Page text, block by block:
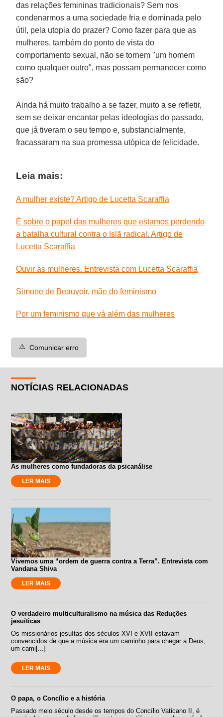
das relações femininas tradicionais? Sem nos
condenarmos a uma sociedade fria e dominada pelo
útil, pela utopia do prazer? Como fazer para que as
mulheres, também do ponto de vista do
comportamento sexual, não se tornem "um homem
como qualquer outro", mas possam permanecer como
são?
Ainda há muito trabalho a se fazer, muito a se refletir,
sem se deixar encantar pelas ideologias do passado,
que já tiveram o seu tempo e, substancialmente,
fracassaram na sua promessa utópica de felicidade.
Leia mais:
A mulher existe? Artigo de Lucetta Scaraffia
É sobre o papel das mulheres que estamos perdendo
a batalha cultural contra o Islã radical. Artigo de
Lucetta Scaraffia
Ouvir as mulheres. Entrevista com Lucetta Scaraffia
Simone de Beauvoir, mãe do feminismo
Por um feminismo que vá além das mulheres
⚠️ Comunicar erro
NOTÍCIAS RELACIONADAS
As mulheres como fundadoras da psicanálise
LER MAIS
Vivemos uma “ordem de guerra contra a Terra”. Entrevista com
Vandana Shiva
LER MAIS
O verdadeiro multiculturalismo na música das Reduções
jesuíticas
Os missionários jesuítas dos séculos XVI e XVII estavam
convencidos de que a música era um caminho para chegar a Deus,
um cami[...]
LER MAIS
O papa, o Concílio e a história
Passado meio século desde os tempos do Concílio Vaticano II, é